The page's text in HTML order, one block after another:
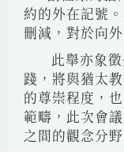
約的外在記號
刪減，對於向
此舉亦象
踐，將與猶太
的尊崇程度，
範疇，此次會
之間的觀念分